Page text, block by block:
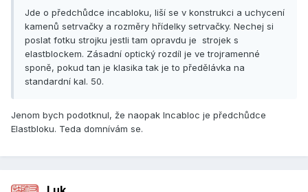
Jde o předchůdce incabloku, liší se v konstrukci a uchycení
kamenů setrvačky a rozměry hřídelky setrvačky. Nechej si
poslat fotku strojku jestli tam opravdu je strojek s
elastblockem. Zásadní optický rozdíl je ve trojramenné
sponě, pokud tan je klasika tak je to předělávka na
standardní kal. 50.
Jenom bych podotknul, že naopak Incabloc je předchůdce
Elastbloku. Teda domnívám se.